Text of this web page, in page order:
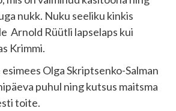
nukk. Nuku seeliku kinkis
Arnold Rüütli lapselaps kui
Krimmi.
Olga Skriptsenko-Salman
puhul ning kutsus maitsma
toite.